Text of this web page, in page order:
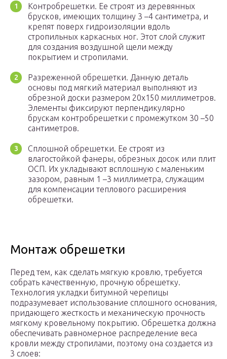
Контробрешетки. Ее строят из деревянных
брусков, имеющих толщину 3 –4 сантиметра, и
крепят поверх гидроизоляции вдоль
стропильных каркасных ног. Этот слой служит
для создания воздушной щели между
покрытием и стропилами.
Разреженной обрешетки. Данную деталь
основы под мягкий материал выполняют из
обрезной доски размером 20х150 миллиметров.
Элементы фиксируют перпендикулярно
брускам контробрешетки с промежутком 30 –50
сантиметров.
Сплошной обрешетки. Ее строят из
влагостойкой фанеры, обрезных досок или плит
ОСП. Их укладывают всплошную с маленьким
зазором, равным 1 –3 миллиметра, служащим
для компенсации теплового расширения
обрешетки.
Монтаж обрешетки
Перед тем, как сделать мягкую кровлю, требуется
собрать качественную, прочную обрешетку.
Технология укладки битумной черепицы
подразумевает использование сплошного основания,
придающего жесткость и механическую прочность
мягкому кровельному покрытию. Обрешетка должна
обеспечивать равномерное распределение веса
кровли между стропилами, поэтому она создается из
3 слоев: